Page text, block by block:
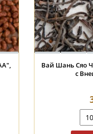
Вай Шань Сяо
с